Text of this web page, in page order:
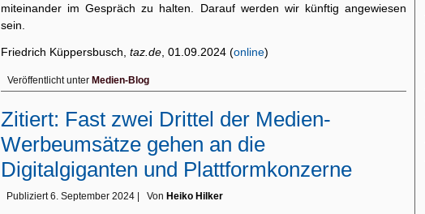
miteinander im Gespräch zu halten. Darauf werden wir künftig angewiesen
sein.
Friedrich Küppersbusch, taz.de , 01.09.2024 (online)
Veröffentlicht unter Medien-Blog
Zitiert: Fast zwei Drittel der Medien-
Werbeumsätze gehen an die
Digitalgiganten und Plattformkonzerne
Publiziert 6. September 2024 Von Heiko Hilker